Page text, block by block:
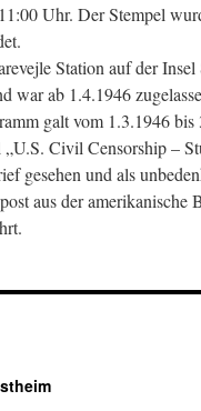
Uhr. Der Stempel
Station auf der
war ab 1.4.1946
galt vom 1.3.1946 bis
Civil Censorship –
gesehen und als
aus der amerikanische